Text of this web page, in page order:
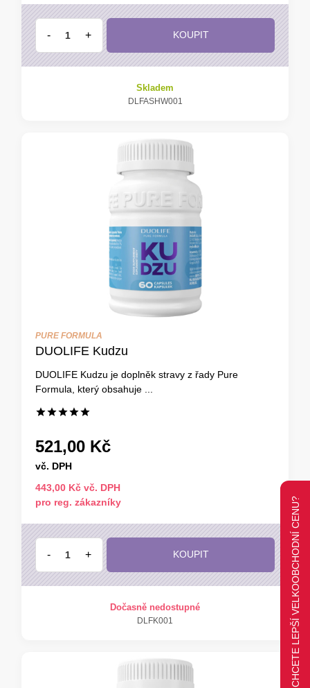
- + KOUPIT
Skladem
DLFASHW001
PURE FORMULA
DUOLIFE Kudzu
DUOLIFE Kudzu je doplněk stravy z řady Pure
Formula, který obsahuje ...
521,00 Kč
vč. DPH
443,00 Kč vč. DPH
pro reg. zákazníky
- + KOUPIT
Dočasně nedostupné
DLFK001 CHCETE LEPŠÍ VELKOOBCHODNÍ CENU?